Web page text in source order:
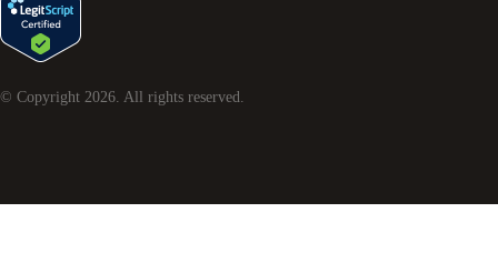
© Copyright 2026. All rights reserved.